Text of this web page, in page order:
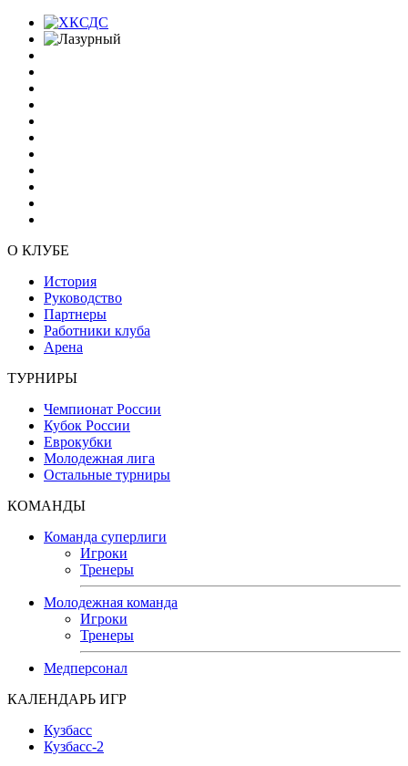
О КЛУБЕ
История
Руководство
Партнеры
Работники клуба
Арена
ТУРНИРЫ
Чемпионат России
Кубок России
Еврокубки
Молодежная лига
Остальные турниры
КОМАНДЫ
Команда суперлиги
Игроки
Тренеры
Молодежная команда
Игроки
Тренеры
Медперсонал
КАЛЕНДАРЬ ИГР
Кузбасс
Кузбасс-2